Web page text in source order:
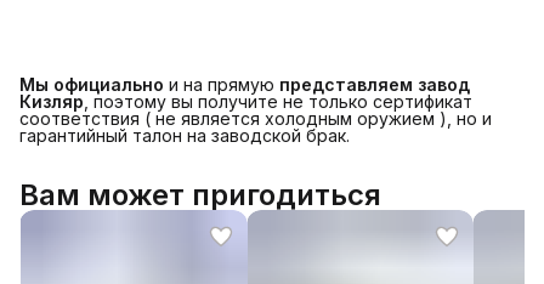
Мы официально и на прямую представляем завод
Кизляр , поэтому вы получите не только сертификат
соответствия ( не является холодным оружием ), но и
гарантийный талон на заводской брак.
Вам может пригодиться